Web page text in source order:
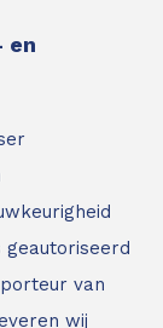
en
geautoriseerd
van
wij